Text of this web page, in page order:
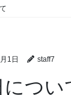
1日 staff7
つい